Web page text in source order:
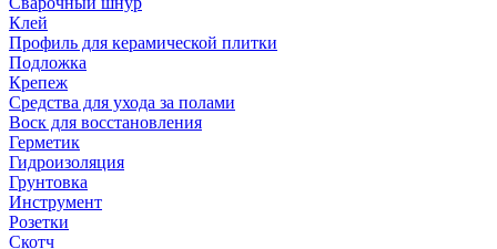
Клей
Профиль для керамической плитки
Подложка
Крепеж
Средства для ухода за полами
Воск для восстановления
Герметик
Гидроизоляция
Грунтовка
Инструмент
Розетки
Скотч